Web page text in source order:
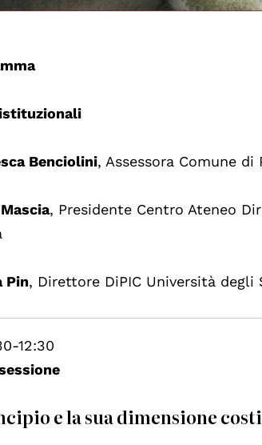
Benciolini, Assessora Comune di
, Presidente Centro Ateneo
Pin, Direttore DiPIC Università degli
12:30
e la sua dimensione